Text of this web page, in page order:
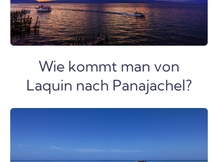
Wie kommt man von
Laquin nach Panajachel?